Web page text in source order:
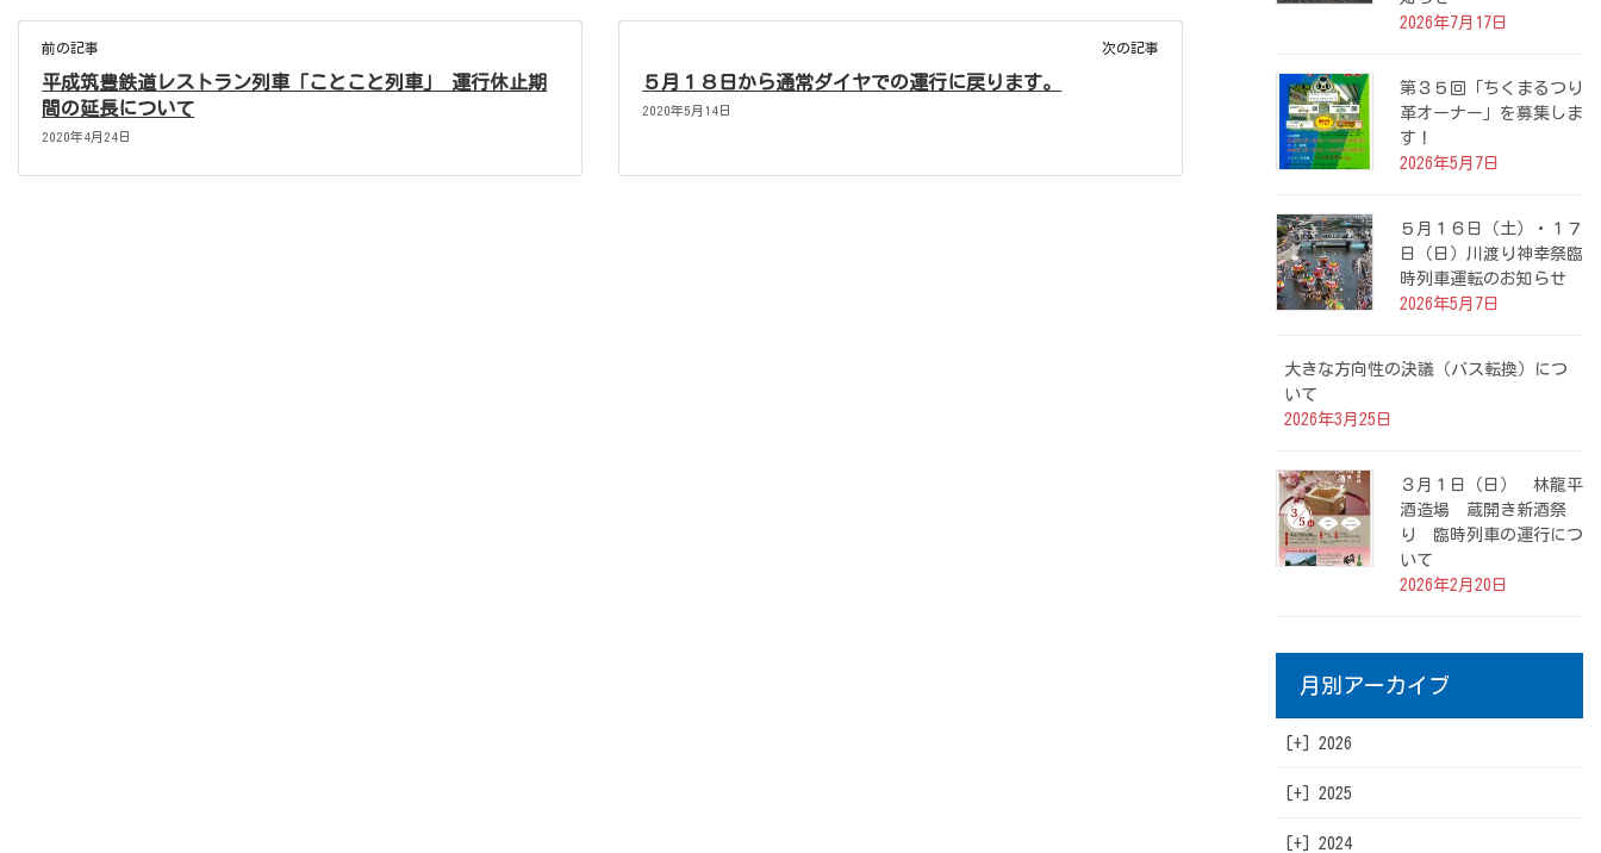
前の記事
平成筑豊鉄道レストラン列車「ことこと列車」 運行休止期
間の延長について
2020年4月24日
次の記事
５月１８日から通常ダイヤでの運行に戻ります。
2020年5月14日
2026年7月17日
第３５回「ちくまるつり
革オーナー」を募集しま
す！
2026年5月7日
５月１６日（土）・１７
日（日）川渡り神幸祭臨
時列車運転のお知らせ
2026年5月7日
大きな方向性の決議（バス転換）につ
いて
2026年3月25日
３月１日（日） 林龍平
酒造場 蔵開き新酒祭
り 臨時列車の運行につ
いて
2026年2月20日
月別アーカイブ
[+] 2026
7月
5月
[+] 2025
12月
[+] 2024